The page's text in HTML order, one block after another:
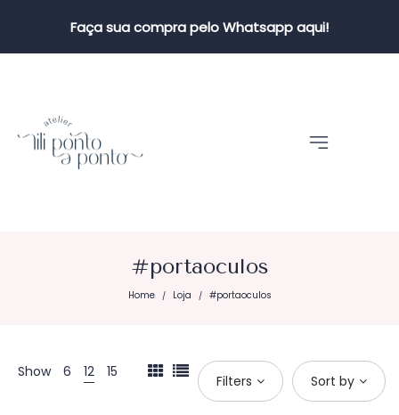
Faça sua compra pelo Whatsapp aqui!
#portaoculos
Home / Loja / #portaoculos
Show 6 12 15
Filters Sort by